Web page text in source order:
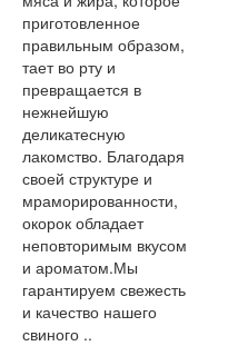
приготовленное
правильным образом,
тает во рту и
превращается в
нежнейшую
деликатесную
лакомство. Благодаря
своей структуре и
мраморированности,
окорок обладает
неповторимым вкусом
и ароматом.Мы
гарантируем свежесть
и качество нашего
свиного ..